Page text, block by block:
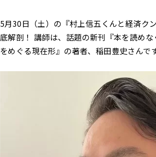
5月30日（土）の『村上信五くんと経済ク
底解剖！ 講師は、話題の新刊『本を読め
をめぐる現在形』の著者、稲田豊史さんです